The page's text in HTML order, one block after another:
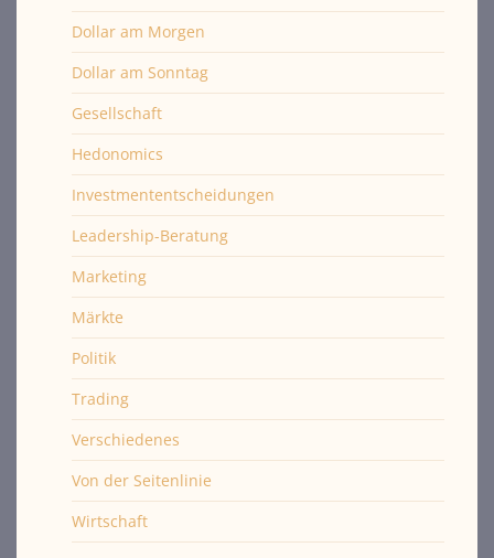
Dollar am Morgen
Dollar am Sonntag
Gesellschaft
Hedonomics
Investmententscheidungen
Leadership-Beratung
Marketing
Märkte
Politik
Trading
Verschiedenes
Von der Seitenlinie
Wirtschaft